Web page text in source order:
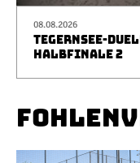
08.08.2026
TEGERNSEE-
HALBFINALE 2